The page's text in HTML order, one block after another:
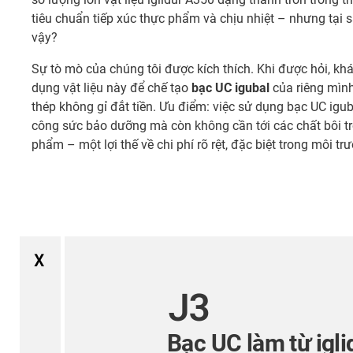
tiêu chuẩn tiếp xúc thực phẩm và chịu nhiệt – nhưng tại
vậy?
Sự tò mò của chúng tôi được kích thích. Khi được hỏi,
dụng vật liệu này để chế tạo bạc UC igubal của riêng
thép không gỉ đắt tiền. Ưu điểm: việc sử dụng bạc UC
công sức bảo dưỡng mà còn không cần tới các chất bôi
phẩm – một lợi thế về chi phí rõ rệt, đặc biệt trong môi
X
J3
Bạc UC làm từ